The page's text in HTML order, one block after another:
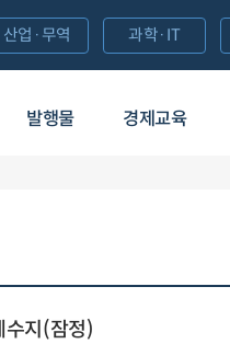
발행물 경제교육
산업·무역 과학·IT
지(잠정)